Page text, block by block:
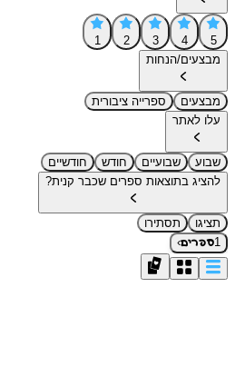
5
4
3
2
1
מבצעים/הנחות
מבצעים
ספרייה ציבורית
עלו לאתר
שבוע שבועיים חודש
חודשיים
להציג בתוצאות ספרים שכבר קנית?
תציגו
תסתירו
1ספרים›